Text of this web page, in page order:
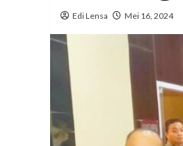
Edi Lensa Mei 16, 2024